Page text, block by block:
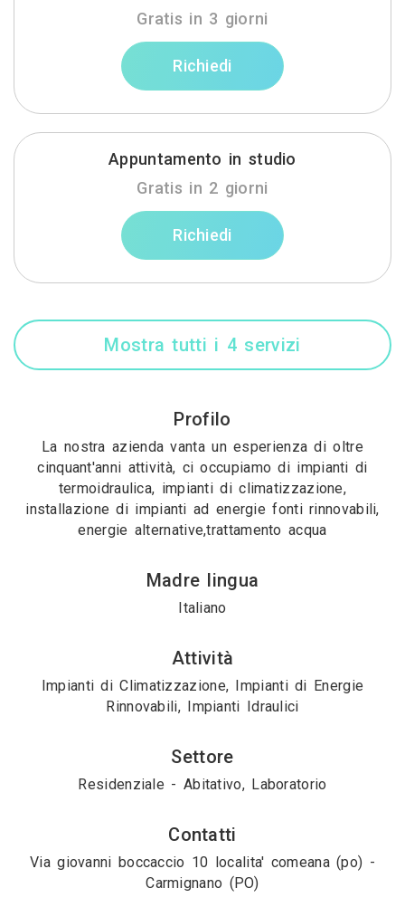
Gratis in 3 giorni
Richiedi
Appuntamento in studio
Gratis in 2 giorni
Richiedi
Mostra tutti i 4 servizi
Profilo
La nostra azienda vanta un esperienza di oltre
cinquant'anni attività, ci occupiamo di impianti di
termoidraulica, impianti di climatizzazione,
installazione di impianti ad energie fonti rinnovabili,
energie alternative,trattamento acqua
Madre lingua
Italiano
Attività
Impianti di Climatizzazione, Impianti di Energie
Rinnovabili, Impianti Idraulici
Settore
Residenziale - Abitativo, Laboratorio
Contatti
Via giovanni boccaccio 10 localita' comeana (po) -
Carmignano (PO)